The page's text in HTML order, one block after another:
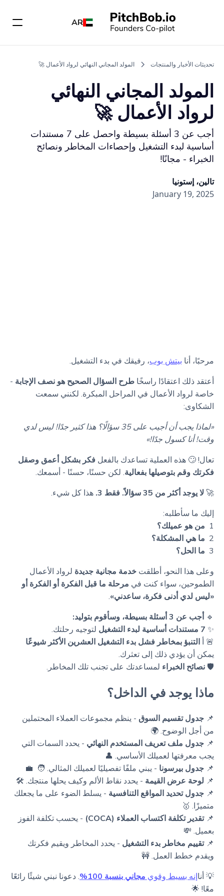
AR
تحديثات الأخبار والمنتجات المولد المجاني النهائي لرواد الأعمال 🚀
المولد المجاني النهائي
لرواد الأعمال 🚀
أجب عن 3 أسئلة بسيطة واحصل على 7 مستندات
أساسية لبدء التشغيل وإحصاءات المخاطر ونصائح
الخبراء - مجانًا!
تالين، إستونيا
January 19, 2025
مرحبًا، أنا بيتش بوب، رفيقك في بدء التشغيل.
أعتقد ذلك اعتقادًا راسخًا طرح السؤال الصحيح هو نصف الإجابة -
خاصة لرواد الأعمال في المراحل المبكرة. لكنني سمعت
الشكاوى:
«لماذا يجب أن أجيب على 35 سؤالًا؟ هذا كثير جدًا! ليس لدي
وقت! أنا كسول جدًا!»
تعال! 🙄 هذه العملية تساعدك بالفعل فكر بشكل أعمق وصقل
فكرتك وقم بتوصيلها بفعالية. لكن حسنًا، حسنًا - أسمعك.
🚀 لا يوجد أكثر من 35 سؤالاً. فقط 3.
هذا كل شيء.
إليك ما سأطلبه:
1 ️ من هو عميلك؟
2 ️ ما هي المشكلة؟
3 ️ ما الحل؟
وعلى هذا النحو، أطلقت خدمة مجانية جديدة لرواد الأعمال
الطموحين، سواء كنت في مرحلة ما قبل الفكرة أو الفكرة أو
«ليس لدي أدنى فكرة، ساعدني».
🔹أجب عن 3 أسئلة بسيطة، وسأقوم بتوليد:
✨ 7 مستندات أساسية لبدء التشغيل
لتوجيه رحلتك.
🚨 أ التنبؤ بمخاطر فشل بدء التشغيل العشرين الأكثر شيوعًا
يمكن أن يؤدي ذلك إلى تعثرك.
🛡️ نصائح الخبراء لمساعدتك على تجنب تلك المخاطر.
ماذا يوجد في الداخل؟
📌 جدول تقسيم السوق - ينظم مجموعات العملاء المحتملين
من أجل الوضوح. 🌍
📌 جدول ملف تعريف المستخدم النهائي - يحدد السمات التي
يجب معرفتها لعميلك الأساسي. 👤
📌 جدول بيرسونا - يبني ملفًا تفصيليًا لعميلك المثالي. 🧑 ‍ 💼
📌 لوحة عرض القيمة - يحدد نقاط الألم وكيف يحلها منتجك. 🛠️
📌 جدول تحديد المواقع التنافسية - يسلط الضوء على ما يجعلك
متميزًا. 🥇
📌تقدير تكلفة اكتساب العملاء (COCA)
- يحسب تكلفة الفوز
بعميل. 💸
📌تقييم مخاطر بدء التشغيل - يحدد المخاطر ويقيم فكرتك
ويقدم خطط العمل. 🚧
💡 أناإنه بسيط وقوي مجاني بنسبة 100%
. دعونا نبني شيئًا رائعًا
معًا! 🌟